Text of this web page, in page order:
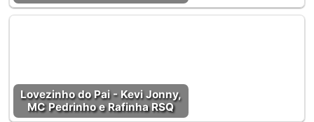
Lovezinho do Pai - Kevi Jonny,
MC Pedrinho e Rafinha RSQ